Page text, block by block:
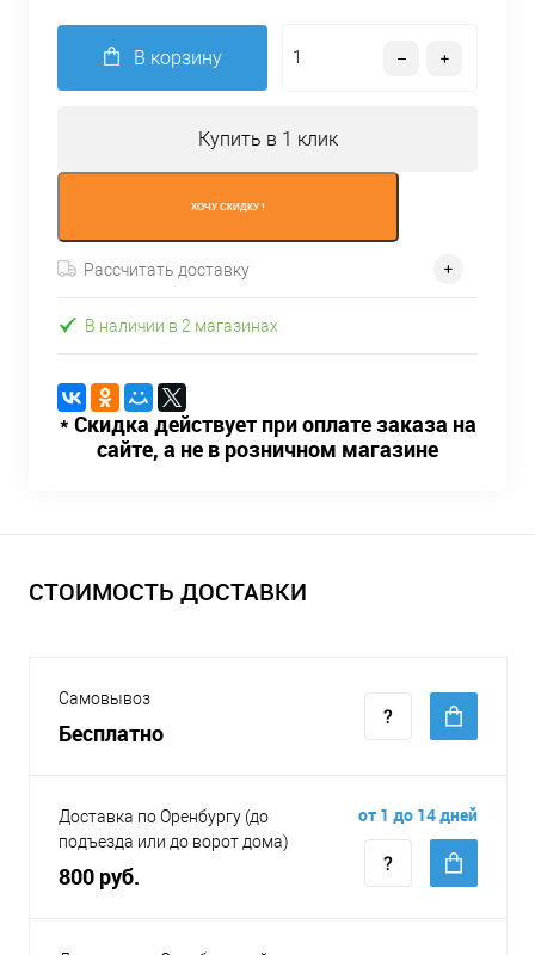
В корзину
Купить в 1 клик
ХОЧУ СКИДКУ !
Рассчитать доставку
В наличии в 2 магазинах
* Скидка действует при оплате заказа на
сайте, а не в розничном магазине
СТОИМОСТЬ ДОСТАВКИ
Самовывоз
Бесплатно
Доставка по Оренбургу (до
подъезда или до ворот дома)
800 руб.
от 1 до 14 дней